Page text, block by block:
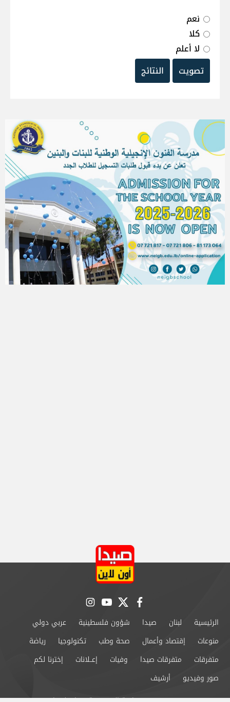
نعم
كلا
لا أعلم
تصويت
النتائج
facebook
twitter
youtube
instagram
الرئيسية لبنان صيدا شؤون فلسطينية
عربي دولي
منوعات
إقتصاد وأعمال صحة وطب تكنولوجيا
رياضة
متفرقات
متفرقات صيدا وفيات إعــلانات
إخترنا لكم
صور وفيديو
أرشيف